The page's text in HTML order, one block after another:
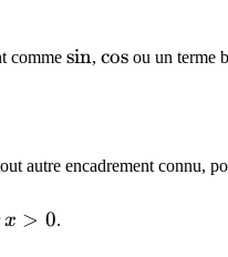
comme\sin
sin,\cos
cos ou un terme
autre encadrement connu,
>
x > 0.